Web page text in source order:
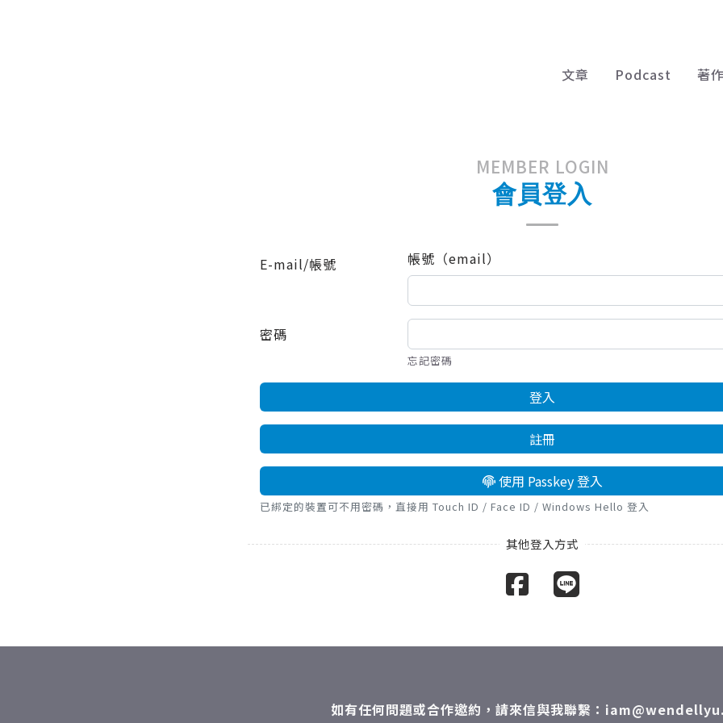
文章 Podcast 著
MEMBER LOGIN
會員登入
E-mail/帳號 帳號（email）
密碼
忘記密碼
登入
註冊
使用 Passkey 登入
已綁定的裝置可不用密碼，直接用 Touch ID / Face ID / Windows Hello 登入
如有任何問題或合作邀約，請來信與我聯繫：